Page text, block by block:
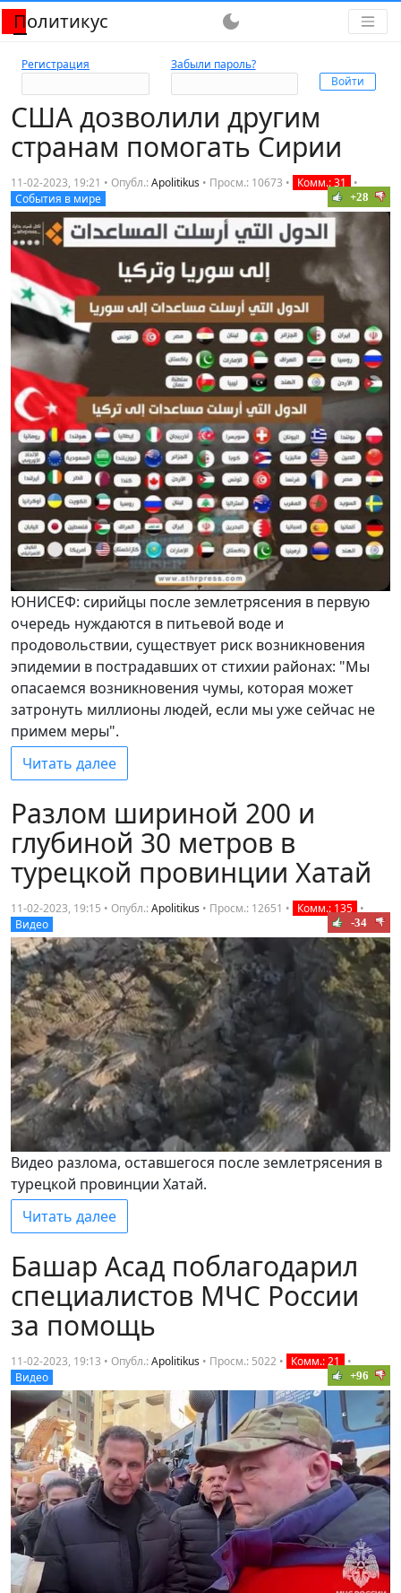
Политикус dark_mode
Регистрация Забыли пароль?
США дозволили другим
странам помогать Сирии
11-02-2023, 19:21 • Опубл.:Apolitikus • Просм.: 10673 • Комм.: 31
•
События в мире
+28
ЮНИСЕФ: сирийцы после землетрясения в первую
очередь нуждаются в питьевой воде и
продовольствии, существует риск возникновения
эпидемии в пострадавших от стихии районах: "Мы
опасаемся возникновения чумы, которая может
затронуть миллионы людей, если мы уже сейчас не
примем меры".
Читать далее
Разлом шириной 200 и
глубиной 30 метров в
турецкой провинции Хатай
11-02-2023, 19:15 • Опубл.:Apolitikus • Просм.: 12651 • Комм.: 135 •
Видео
-34
Видео разлома, оставшегося после землетрясения в
турецкой провинции Хатай.
Читать далее
Башар Асад поблагодарил
специалистов МЧС России
за помощь
11-02-2023, 19:13 • Опубл.:Apolitikus • Просм.: 5022 • Комм.: 21
•
Видео
+96